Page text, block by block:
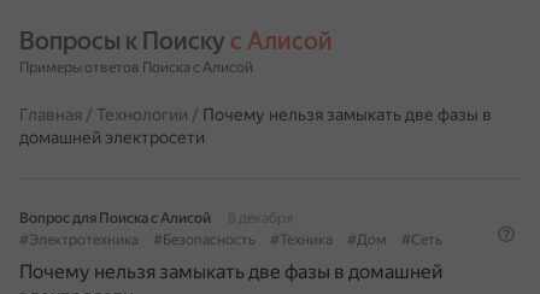
Вопросы к Поиску с Алисой
Примеры ответов Поиска с Алисой
Главная / Технологии / Почему нельзя замыкать две фазы в
домашней электросети
Вопрос для Поиска с Алисой
8 декабря
#Электротехника
#Безопасность #Техника #Дом #Сеть
Почему нельзя замыкать две фазы в домашней